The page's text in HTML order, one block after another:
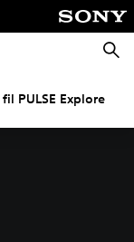
PULSE Explore™